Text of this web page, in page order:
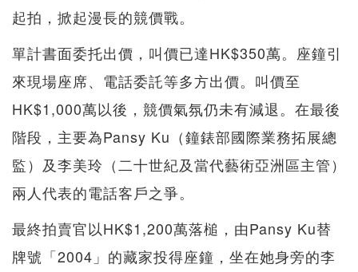
起拍，掀起漫長的競價戰。
單計書面委托出價，叫價已達HK$350萬。座鐘引
來現場座席、電話委託等多方出價。叫價至
HK$1,000萬以後，競價氣氛仍未有減退。在最後
階段，主要為Pansy Ku（鐘錶部國際業務拓展總
監）及李美玲（二十世紀及當代藝術亞洲區主管）
兩人代表的電話客戶之爭。
最終拍賣官以HK$1,200萬落槌，由Pansy Ku替
牌號「2004」的藏家投得座鐘，坐在她身旁的李